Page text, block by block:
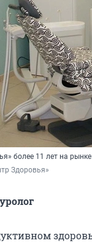
более 11 лет на
Здоровья»